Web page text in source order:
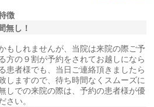
徴
無し！
もしれませんが、当院は来院の際ご予
方の９割が予約をされてお越しになら
患者様でも、当日ご連絡頂きましたら
しますので、待ち時間なくスムーズに
しでの来院の際は、予約の患者様が優
さい。